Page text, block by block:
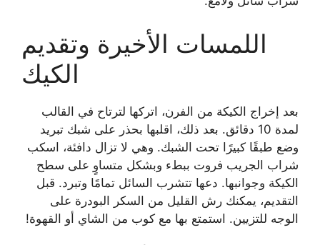
اللمسات الأخيرة وتقديم
الكيك
بعد إخراج الكيكة من الفرن، اتركها لترتاح في القالب
لمدة 10 دقائق. بعد ذلك، اقلبها بحذر على شبك تبريد
وضع طبقًا كبيرًا تحت الشبك. وهي لا تزال دافئة، اسكب
شراب الجريب فروت ببطء وبشكل متساوٍ على سطح
الكيكة وجوانبها. دعها تتشرب السائل تمامًا وتبرد. قبل
التقديم، يمكنك رش القليل من السكر البودرة على
الوجه للتزيين. استمتع بها مع كوب من الشاي أو القهوة!